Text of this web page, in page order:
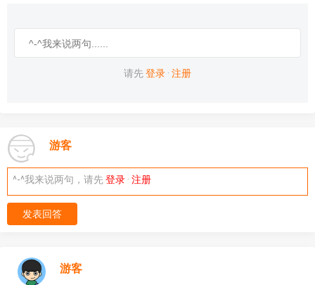
请先登录 · 注册
游客
^-^我来说两句，请先登录 · 注册
发表回答
游客